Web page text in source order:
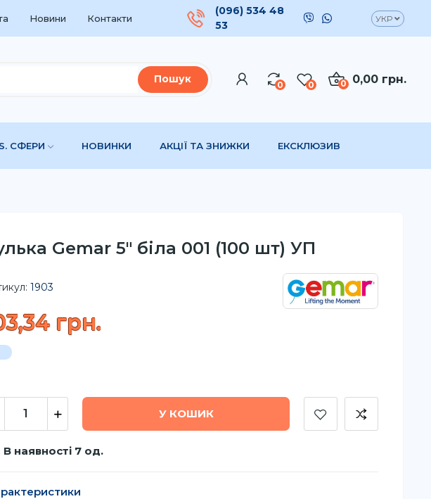
Новини Контакти
(096) 534 48
53
УКР
Пошук 0 0 0,00 грн.
0
СФЕРИ НОВИНКИ АКЦІЇ ТА ЗНИЖКИ ЕКСКЛЮЗИВ
Gemar 5" біла 001 (100 шт) УП
1903
грн.
У КОШИК
В наявності 7 од.